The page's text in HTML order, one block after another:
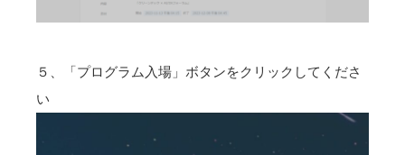
５、「プログラム入場」ボタンをクリックしてくださ
い